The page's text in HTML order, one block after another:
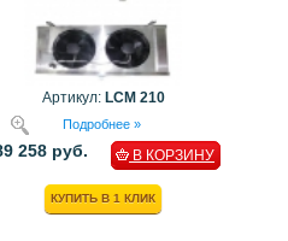
Артикул: LCM 210
Подробнее »
258 руб. В КОРЗИНУ
КУПИТЬ В 1 КЛИК